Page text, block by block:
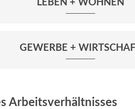
LEBEN + WOHNEN
GEWERBE +
Arbeitsverhältnisses